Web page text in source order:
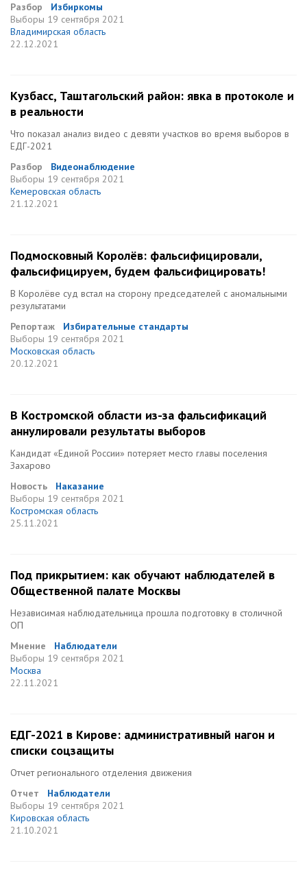
Разбор
Избиркомы
Выборы 19 сентября 2021
Владимирская область
22.12.2021
Кузбасс, Таштагольский район: явка в протоколе и
в реальности
Что показал анализ видео с девяти участков во время выборов в
ЕДГ-2021
Разбор
Видеонаблюдение
Выборы 19 сентября 2021
Кемеровская область
21.12.2021
Подмосковный Королёв: фальсифицировали,
фальсифицируем, будем фальсифицировать!
В Королёве суд встал на сторону председателей с аномальными
результатами
Репортаж
Избирательные стандарты
Выборы 19 сентября 2021
Московская область
20.12.2021
В Костромской области из-за фальсификаций
аннулировали результаты выборов
Кандидат «Единой России» потеряет место главы поселения
Захарово
Новость
Наказание
Выборы 19 сентября 2021
Костромская область
25.11.2021
Под прикрытием: как обучают наблюдателей в
Общественной палате Москвы
Независимая наблюдательница прошла подготовку в столичной
ОП
Мнение
Наблюдатели
Выборы 19 сентября 2021
Москва
22.11.2021
ЕДГ-2021 в Кирове: административный нагон и
списки соцзащиты
Отчет регионального отделения движения
Отчет
Наблюдатели
Выборы 19 сентября 2021
Кировская область
21.10.2021